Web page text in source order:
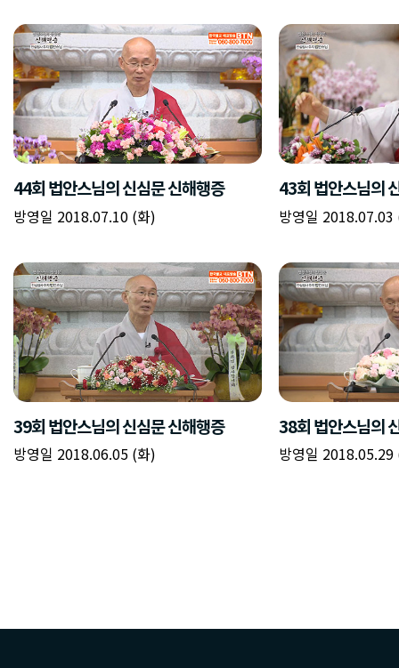
44회 법안스님의 신심문 신해행증
방영일 2018.07.10 (화)
43회 법안스님의
방영일 2018.07.03
39회 법안스님의 신심문 신해행증
방영일 2018.06.05 (화)
38회 법안스님의
방영일 2018.05.29